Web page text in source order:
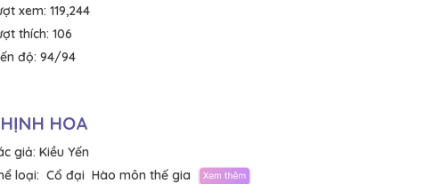
xem: 119,244
thích: 106
độ: 94/94
HOA
giả: Kiều Yến
loại: Cổ đại Hào môn thế gia